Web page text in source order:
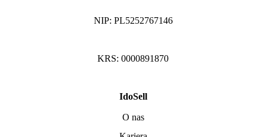
NIP: PL5252767146
KRS: 0000891870
IdoSell
O nas